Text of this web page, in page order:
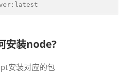
安装node?
安装对应的包